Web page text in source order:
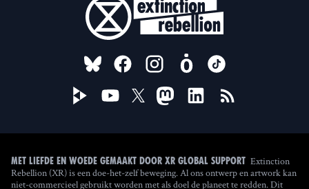
FOLLOW US ON
Met liefde en woede gemaakt door XR Global Support Extinction
Rebellion (XR) is een doe-het-zelf beweging. Al ons ontwerp en artwork kan
niet-commercieel gebruikt worden met als doel de planeet te redden. Dit